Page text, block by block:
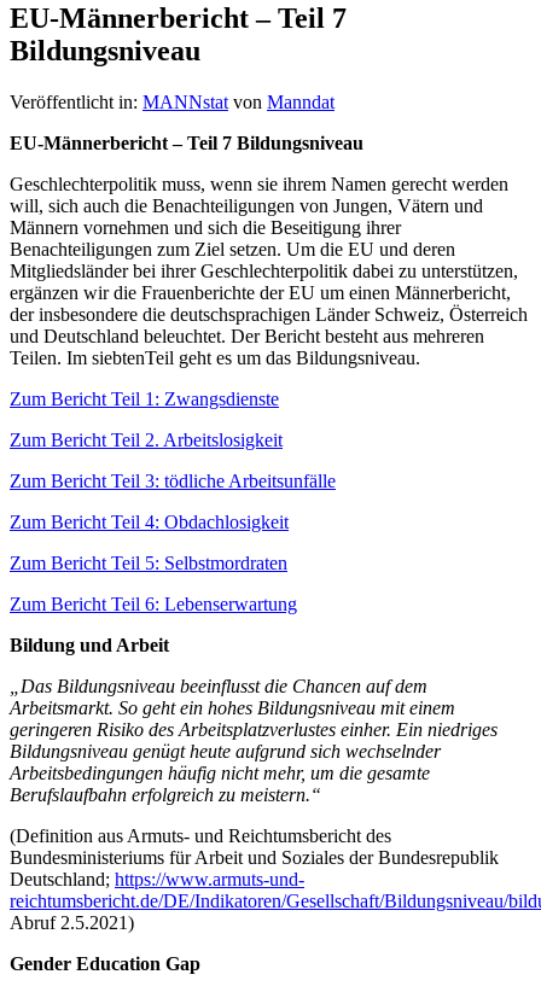
EU-Männerbericht – Teil 7
Bildungsniveau
Veröffentlicht in: MANNstat von Manndat
EU-Männerbericht – Teil 7 Bildungsniveau
Geschlechterpolitik muss, wenn sie ihrem Namen gerecht werden
will, sich auch die Benachteiligungen von Jungen, Vätern und
Männern vornehmen und sich die Beseitigung ihrer
Benachteiligungen zum Ziel setzen. Um die EU und deren
Mitgliedsländer bei ihrer Geschlechterpolitik dabei zu unterstützen,
ergänzen wir die Frauenberichte der EU um einen Männerbericht,
der insbesondere die deutschsprachigen Länder Schweiz, Österreich
und Deutschland beleuchtet. Der Bericht besteht aus mehreren
Teilen. Im siebtenTeil geht es um das Bildungsniveau.
Zum Bericht Teil 1: Zwangsdienste
Zum Bericht Teil 2. Arbeitslosigkeit
Zum Bericht Teil 3: tödliche Arbeitsunfälle
Zum Bericht Teil 4: Obdachlosigkeit
Zum Bericht Teil 5: Selbstmordraten
Zum Bericht Teil 6: Lebenserwartung
Bildung und Arbeit
„Das Bildungsniveau beeinflusst die Chancen auf dem
Arbeitsmarkt. So geht ein hohes Bildungsniveau mit einem
geringeren Risiko des Arbeitsplatzverlustes einher. Ein niedriges
Bildungsniveau genügt heute aufgrund sich wechselnder
Arbeitsbedingungen häufig nicht mehr, um die gesamte
Berufslaufbahn erfolgreich zu meistern.“
(Definition aus Armuts- und Reichtumsbericht des
Bundesministeriums für Arbeit und Soziales der Bundesrepublik
Deutschland; https://www.armuts-und-
reichtumsbericht.de/DE/Indikatoren/Gesellschaft/Bildungsniveau/
Abruf 2.5.2021)
Gender Education Gap